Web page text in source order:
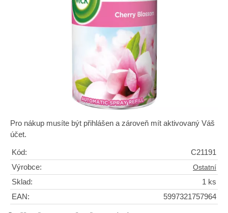
Pro nákup musíte být přihlášen a zároveň mít aktivovaný Váš
účet.
Kód:
C21191
Výrobce:
Ostatní
Sklad:
1 ks
EAN:
5997321757964